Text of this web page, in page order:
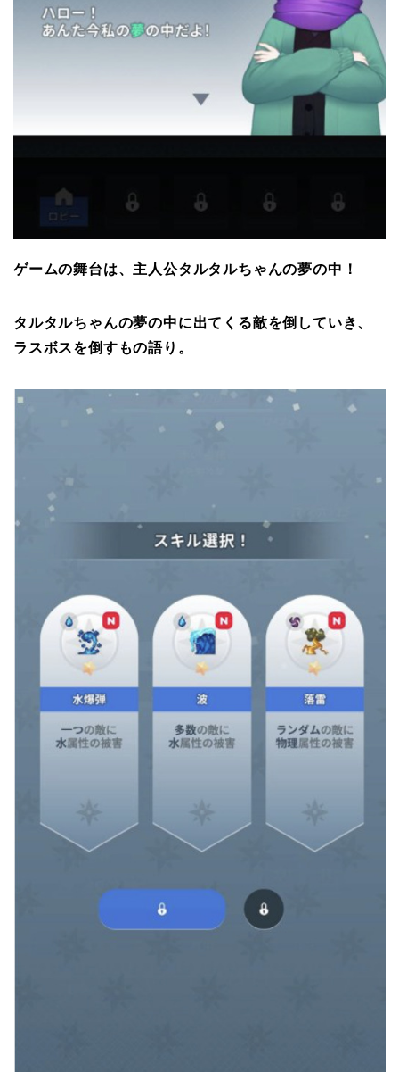
ゲームの舞台は、主人公タルタルちゃんの夢の中！
タルタルちゃんの夢の中に出てくる敵を倒していき、
ラスボスを倒すもの語り。